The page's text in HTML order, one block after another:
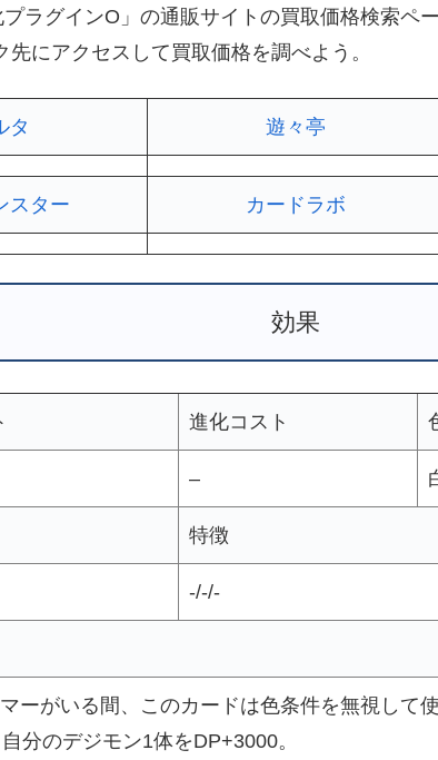
プラグインO」の通販サイトの買取価格検索ペ
先にアクセスして買取価格を調べよう。
タ 遊々亭
スター カードラボ
効果
進化コスト
–
特徴
-/-/-
ーがいる間、このカードは色条件を無視して
分のデジモン1体をDP+3000。